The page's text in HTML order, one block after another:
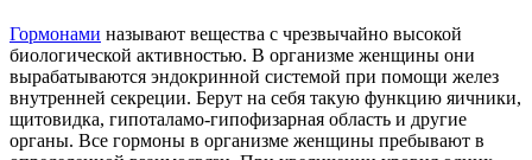
Гормонами называют вещества с чрезвычайно высокой
биологической активностью. В организме женщины они
вырабатываются эндокринной системой при помощи желез
внутренней секреции. Берут на себя такую функцию яичники,
щитовидка, гипоталамо-гипофизарная область и другие
органы. Все гормоны в организме женщины пребывают в